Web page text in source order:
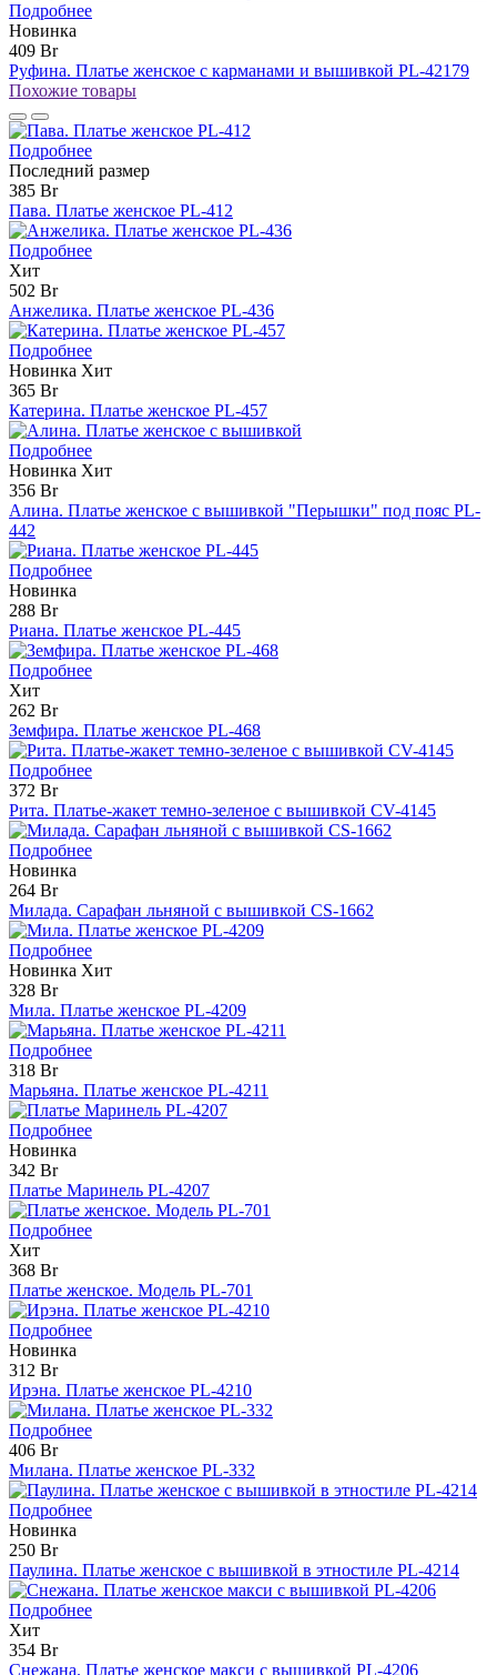
Подробнее
Новинка
409 Br
Руфина. Платье женское с карманами и вышивкой PL-42179
Похожие товары
Подробнее
Последний размер
385 Br
Пава. Платье женское PL-412
Подробнее
Хит
502 Br
Анжелика. Платье женское PL-436
Подробнее
Новинка Хит
365 Br
Катерина. Платье женское PL-457
Подробнее
Новинка Хит
356 Br
Алина. Платье женское с вышивкой "Перышки" под пояс PL-
442
Подробнее
Новинка
288 Br
Риана. Платье женское PL-445
Подробнее
Хит
262 Br
Земфира. Платье женское PL-468
Подробнее
372 Br
Рита. Платье-жакет темно-зеленое с вышивкой CV-4145
Подробнее
Новинка
264 Br
Милада. Сарафан льняной с вышивкой CS-1662
Подробнее
Новинка Хит
328 Br
Мила. Платье женское PL-4209
Подробнее
318 Br
Марьяна. Платье женское PL-4211
Подробнее
Новинка
342 Br
Платье Маринель PL-4207
Подробнее
Хит
368 Br
Платье женское. Модель PL-701
Подробнее
Новинка
312 Br
Ирэна. Платье женское PL-4210
Подробнее
406 Br
Милана. Платье женское PL-332
Подробнее
Новинка
250 Br
Паулина. Платье женское с вышивкой в этностиле PL-4214
Подробнее
Хит
354 Br
Снежана. Платье женское макси с вышивкой PL-4206